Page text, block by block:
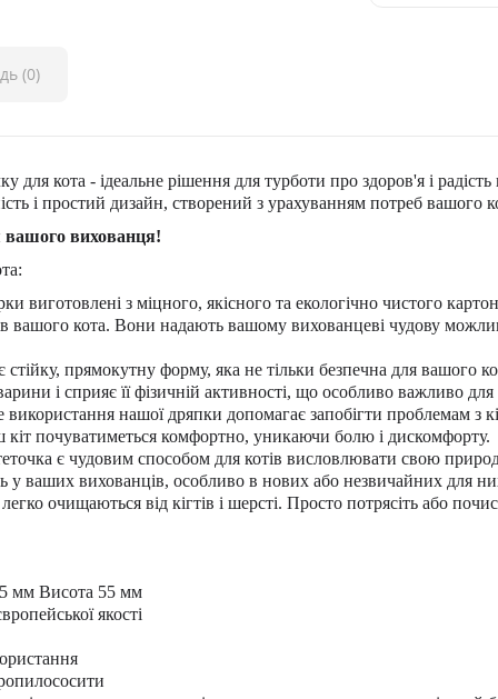
(0)
для кота - ідеальне рішення для турботи про здоров'я і
і простий дизайн, створений з урахуванням потреб вашого
вашого вихованця!
виготовлені з міцного, якісного та екологічно чистого
вашого кота. Вони надають вашому вихованцеві чудову
прямокутну форму, яка не тільки безпечна для вашого
і сприяє її фізичній активності, що особливо важливо
використання нашої дряпки допомагає запобігти проблемам з
кіт почуватиметься комфортно, уникаючи болю і дискомфорту.
є чудовим способом для котів висловлювати свою
у ваших вихованців, особливо в нових або незвичайних для
очищаються від кігтів і шерсті. Просто потрясіть або
мм Висота 55 мм
якості